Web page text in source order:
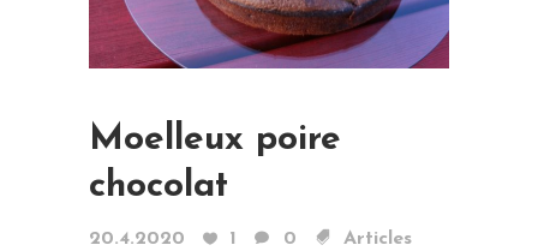
Moelleux poire
chocolat
20.4.2020 1 0 Articles